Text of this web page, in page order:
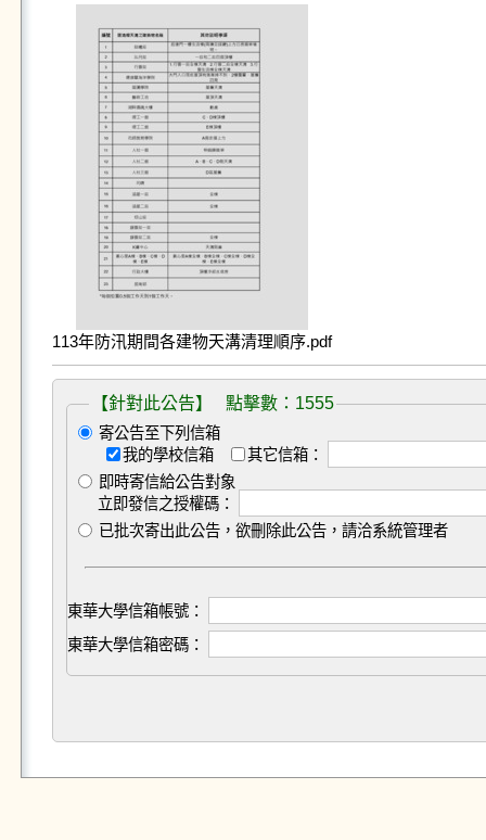
113年防汛期間各建物天溝清理順序.pdf
【針對此公告】 點擊數：1555
寄公告至下列信箱
我的學校信箱
其它信箱：
即時寄信給公告對象
立即發信之授權碼：
已批次寄出此公告，欲刪除此公告，請洽系統管理者
東華大學信箱帳號：
東華大學信箱密碼：